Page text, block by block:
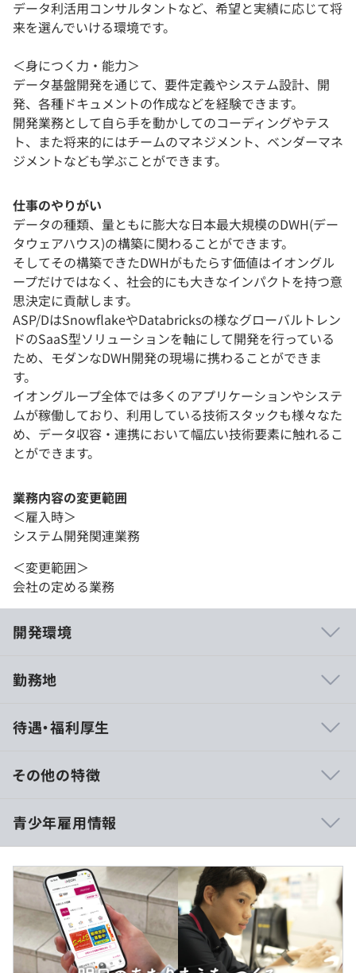
データ利活用コンサルタントなど、希望と実績に応じて将
来を選んでいける環境です。
＜身につく力・能力＞
データ基盤開発を通じて、要件定義やシステム設計、開
発、各種ドキュメントの作成などを経験できます。
開発業務として自ら手を動かしてのコーディングやテス
ト、また将来的にはチームのマネジメント、ベンダーマネ
ジメントなども学ぶことができます。
仕事のやりがい
データの種類、量ともに膨大な日本最大規模のDWH(デー
タウェアハウス)の構築に関わることができます。
そしてその構築できたDWHがもたらす価値はイオングル
ープだけではなく、社会的にも大きなインパクトを持つ意
思決定に貢献します。
ASP/DはSnowflakeやDatabricksの様なグローバルトレン
ドのSaaS型ソリューションを軸にして開発を行っている
ため、モダンなDWH開発の現場に携わることができま
す。
イオングループ全体では多くのアプリケーションやシステ
ムが稼働しており、利用している技術スタックも様々なた
め、データ収容・連携において幅広い技術要素に触れるこ
とができます。
業務内容の変更範囲
＜雇入時＞
システム開発関連業務
＜変更範囲＞
会社の定める業務
開発環境
勤務地
待遇・福利厚生
※固定残業代制ではありません。時間外勤務が発生した場
合は、時間外勤務手当が別途支給されます。
※該当する場合、住宅助成金（持家・賃貸とも社内規定に
より支給）の支給、もしくは社宅の提供が別途あります。
※上記とは別に以下支給がございます
・企業型確定拠出年金(DC)として別途3,700円/月を付与
・退職金として企業年金基金 (DB)1,500円/月を積立
その他の特徴
青少年雇用情報
過去３年間の新卒採用者数・離職者数
前年度 採用者数0人 離職者数0人
2年度前 採用者数0人 離職者数0人
3年度前 採用者数0人 離職者数0人